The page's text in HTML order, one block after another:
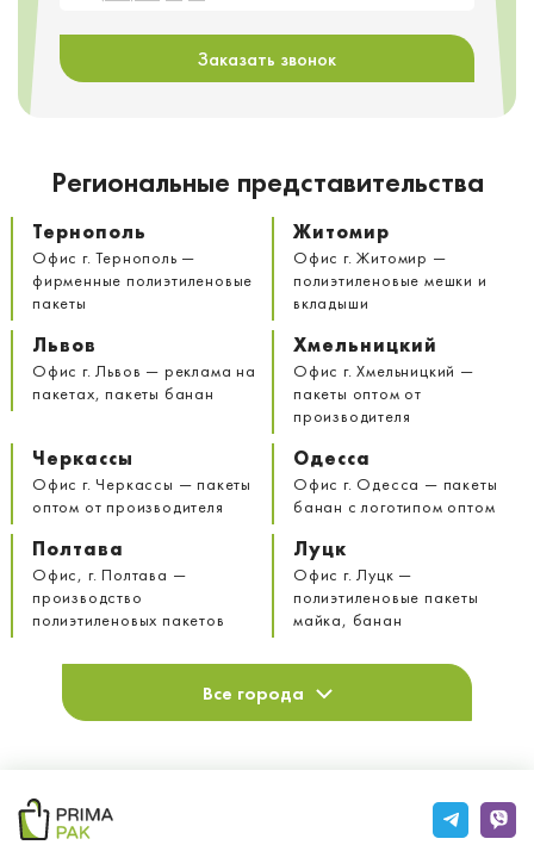
Заказать звонок
Региональные представительства
Тернополь
Офис г. Тернополь —
фирменные полиэтиленовые
пакеты
Житомир
Офис г. Житомир —
полиэтиленовые мешки и
вкладыши
Львов
Офис г. Львов — реклама на
пакетах, пакеты банан
Хмельницкий
Офис г. Хмельницкий —
пакеты оптом от
производителя
Черкассы
Офис г. Черкассы — пакеты
оптом от производителя
Одесса
Офис г. Одесса — пакеты
банан с логотипом оптом
Полтава
Офис, г. Полтава —
производство
полиэтиленовых пакетов
Луцк
Офис г. Луцк —
полиэтиленовые пакеты
майка, банан
Все города